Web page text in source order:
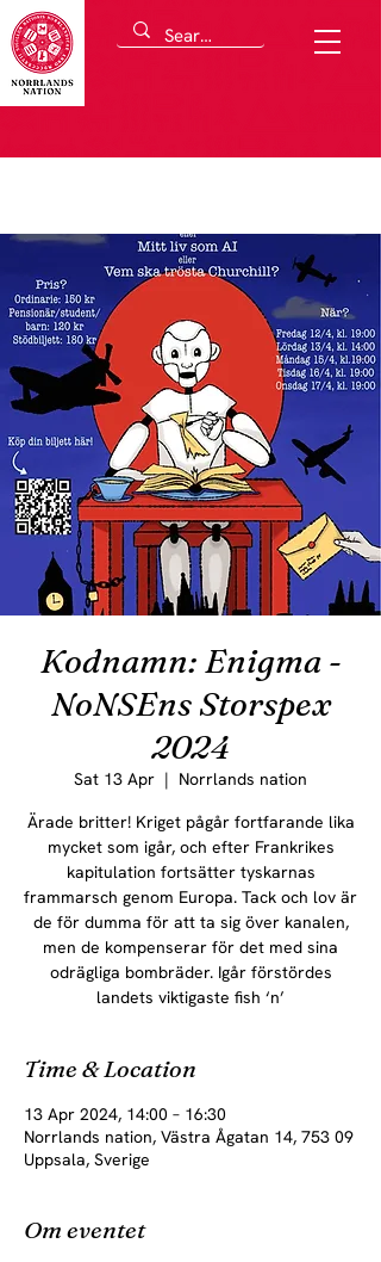
Kodnamn: Enigma -
NoNSEns Storspex
2024
Sat 13 Apr
  |
Norrlands nation
Ärade britter! Kriget pågår fortfarande lika
mycket som igår, och efter Frankrikes
kapitulation fortsätter tyskarnas
frammarsch genom Europa. Tack och lov är
de för dumma för att ta sig över kanalen,
men de kompenserar för det med sina
odrägliga bombräder. Igår förstördes
landets viktigaste fish ‘n’
Time & Location
13 Apr 2024, 14:00 – 16:30
Norrlands nation, Västra Ågatan 14, 753 09
Uppsala, Sverige
Om eventet